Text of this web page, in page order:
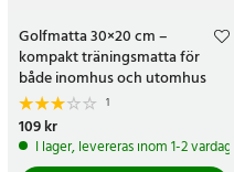
Golfmatta 30×20 cm –
kompakt träningsmatta för
både inomhus och utomhus
1
Pris:109 kr
109 kr
I lager, levereras inom 1-2 vardagar